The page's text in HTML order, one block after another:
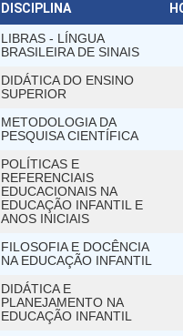
DISCIPLINA
LIBRAS - LÍNGUA
BRASILEIRA DE SINAIS
DIDÁTICA DO ENSINO
SUPERIOR
METODOLOGIA DA
PESQUISA CIENTÍFICA
POLÍTICAS E
REFERENCIAIS
EDUCACIONAIS NA
EDUCAÇÃO INFANTIL E
ANOS INICIAIS
FILOSOFIA E DOCÊNCIA
NA EDUCAÇÃO INFANTIL
DIDÁTICA E
PLANEJAMENTO NA
EDUCAÇÃO INFANTIL